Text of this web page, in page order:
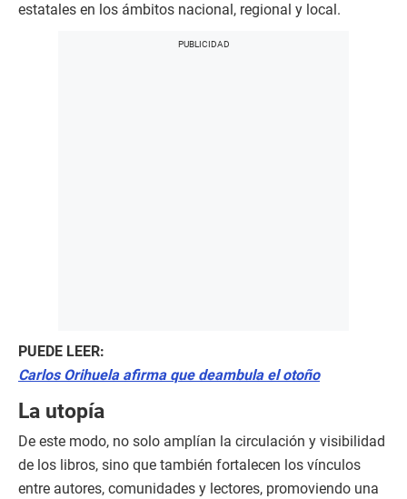
estatales en los ámbitos nacional, regional y local.
PUEDE LEER:
Carlos Orihuela afirma que deambula el otoño
La utopía
De este modo, no solo amplían la circulación y visibilidad
de los libros, sino que también fortalecen los vínculos
entre autores, comunidades y lectores, promoviendo una